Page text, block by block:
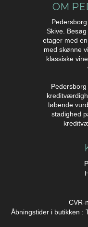
OM
Skive.
etager med
med skønne
klassiske
løbende
stadighed
CVR-
Åbningstider i butikken :